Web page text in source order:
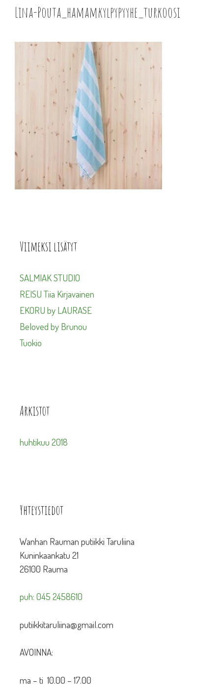
Lina-Pouta_hamamkylpypyyhe_turkoosi
Viimeksi lisätyt
SALMIAK STUDIO
REISU Tiia Kirjavainen
EKORU by LAURASE
Beloved by Brunou
Tuokio
Arkistot
huhtikuu 2018
Yhteystiedot
Wanhan Rauman putiikki Taruliina
Kuninkaankatu 21
26100 Rauma
puh: 045 2458610
putiikkitaruliina@gmail.com
AVOINNA:
ma – ti 10.00 – 17.00